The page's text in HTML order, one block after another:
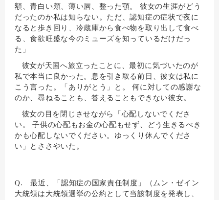
額、青白い頬、薄い唇、整った顎。 彼女の生涯がどう
だったのか私は知らない。ただ、認知症の症状で夜に
なると歩き回り、冷蔵庫から食べ物を取り出して食べ
る、食欲旺盛な今のミューズを知っているだけだっ
た」
彼女が天国へ旅立ったことに、最初に気づいたのが
私で本当に良かった。息を引き取る前日、彼女は私に
こう言った。「ありがとう」と。 何に対しての感謝な
のか、尋ねることも、答えることもできない彼女。
彼女の目を閉じさせながら「心配しないでくださ
い。 子供の心配もお金の心配もせず、どう生きるべき
かも心配しないでください。ゆっくり休んでくださ
い」とささやいた。
Q. 最近、「認知症の国家責任制度」（ムン・ゼイン
大統領は大統領選挙の公約として当該制度を発表し、